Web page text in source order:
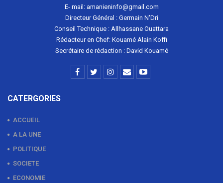
E- mail: amanieninfo@gmail.com
Directeur Général : Germain N'Dri
Conseil Technique : Allhassane Ouattara
Rédacteur en Chef: Kouamé Alain Koffi
Secrétaire de rédaction : David Kouamé
CATERGORIES
ACCUEIL
A LA UNE
POLITIQUE
SOCIETE
ECONOMIE